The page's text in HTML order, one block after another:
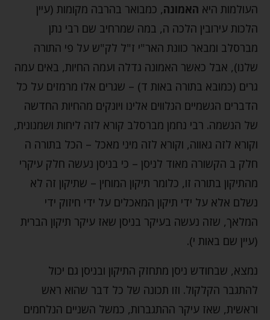
העולמות היא האמונה, כמבואר בהרבה מקומות (עיין
הלכות עירובין הלכה ה, במה שמרחיב שם רבי נתן
מברסלב ומבאר כוונת האר"י ז"ל לק"ש על פי התורה
שלנו), אבל כאשר האמונה גדלה ועמה החיות, באים עמה
גרים (כמובא בתורה באות ד) – שגרים אלו מרמזים על כל
הדברים הגשמיים הנלווים אלינו ויונקים מהחיות החדשה
של הנשמה. רבי נחמן מברסלב קורא לזה ליחות ושמנונית,
וקורא לזה גאווה, וקורא לזה מיני מאכל – הכל בתורה ה
חלק ב הקשורה מאוד לניסן – כי בניסן נעשה חלק עיקרי
מהתיקון בתורה זו, כלומר תיקון המוחין – שתיקון זה לא
נשלם אלא על ידי תיקון המאכלים על ידי חיזוק ידי
המלאך, שזה נעשה בעיקר בניסן שאז עיקר תיקון הברית
(עיין שם באות י).
נמצא, שבחודש ניסן מתחזק התיקון ובניסן גם יכול
להתגבר הקלקול. וזו תכונה של כל דבר שהוא ראש
וראשית, שאז עיקר ההתגברות, כמשל השניים הנלחמים